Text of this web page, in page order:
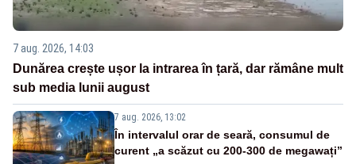
7 aug. 2026, 14:03
Dunărea crește ușor la intrarea în țară, dar rămâne mult
sub media lunii august
7 aug. 2026, 13:02
În intervalul orar de seară, consumul de
curent „a scăzut cu 200-300 de megawați”